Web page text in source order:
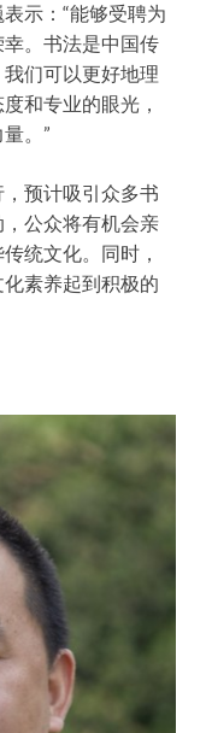
示：“能够受聘为
。书法是中国传
们可以更好地理
和专业的眼光，
。”
预计吸引众多书
公众将有机会亲
统文化。同时，
素养起到积极的